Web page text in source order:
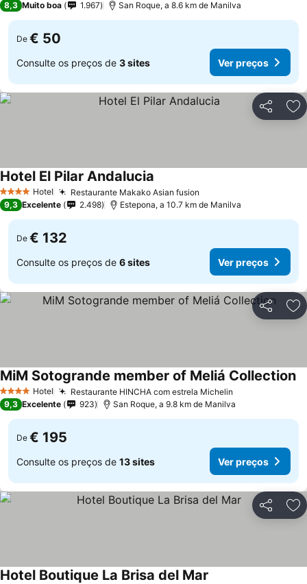
8,3 Muito boa 1.967 San Roque, a 8.6 km de Manilva
De € 50
Consulte os preços de 3 sites Ver preços
Partilhar
4 EstrelasHotel Restaurante Makako Asian fusion
Hotel El Pilar Andalucia
9,3 Excelente 2.498 Estepona, a 10.7 km de Manilva
De € 132
Consulte os preços de 6 sites Ver preços
Partilhar
4 EstrelasHotel Restaurante HINCHA com estrela Michelin
MiM Sotogrande member of Meliá Collection
9,3 Excelente 923 San Roque, a 9.8 km de Manilva
De € 195
Consulte os preços de 13 sites Ver preços
Partilhar
Hotel Boutique La Brisa del Mar